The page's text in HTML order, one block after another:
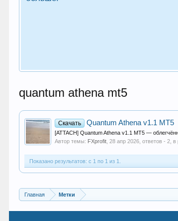
quantum athena mt5
Скачать Quantum Athena v1.1 MT5
[ATTACH] Quantum Athena v1.1 MT5 —
Автор темы: FXprofit ,28 апр 2026 , ответов - 2,
Показано результатов: с 1 по 1 из 1.
Главная Метки